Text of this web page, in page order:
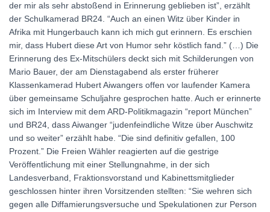
der mir als sehr abstoßend in Erinnerung geblieben ist”, erzählt
der Schulkamerad BR24. “Auch an einen Witz über Kinder in
Afrika mit Hungerbauch kann ich mich gut erinnern. Es erschien
mir, dass Hubert diese Art von Humor sehr köstlich fand.” (…) Die
Erinnerung des Ex-Mitschülers deckt sich mit Schilderungen von
Mario Bauer, der am Dienstagabend als erster früherer
Klassenkamerad Hubert Aiwangers offen vor laufender Kamera
über gemeinsame Schuljahre gesprochen hatte. Auch er erinnerte
sich im Interview mit dem ARD-Politikmagazin “report München”
und BR24, dass Aiwanger “judenfeindliche Witze über Auschwitz
und so weiter” erzählt habe. “Die sind definitiv gefallen, 100
Prozent.” Die Freien Wähler reagierten auf die gestrige
Veröffentlichung mit einer Stellungnahme, in der sich
Landesverband, Fraktionsvorstand und Kabinettsmitglieder
geschlossen hinter ihren Vorsitzenden stellten: “Sie wehren sich
gegen alle Diffamierungsversuche und Spekulationen zur Person